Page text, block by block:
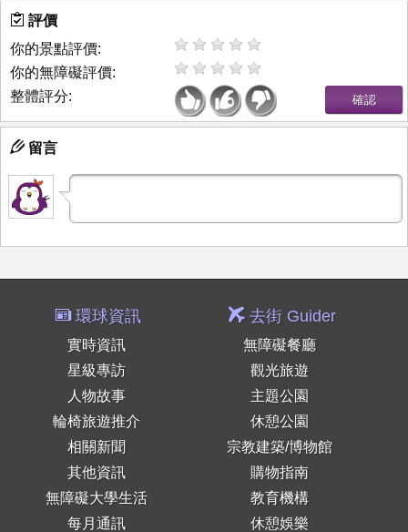
評價
你的景點評價:
你的無障礙評價:
整體評分:
留言
環球資訊
實時資訊
星級專訪
人物故事
輪椅旅遊推介
相關新聞
其他資訊
無障礙大學生活
每月通訊
去街 Guider
無障礙餐廳
觀光旅遊
主題公園
休憩公園
宗教建築/博物館
購物指南
教育機構
休憩娛樂